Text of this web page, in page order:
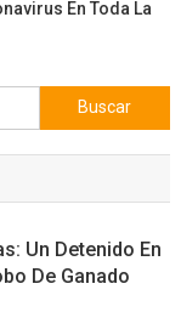
En Toda La
Buscar:
Un Detenido En
De Ganado